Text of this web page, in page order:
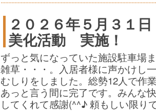
２０２６年５月３１日
美化活動 実施！
ずっと気になっていた施設駐車場
雑草・・・。入居者様に声かけし
むしりをしました。総勢12人で作
あっと言う間に完了です。みんな
してくれて感謝(^^♪ 頼もしい限り